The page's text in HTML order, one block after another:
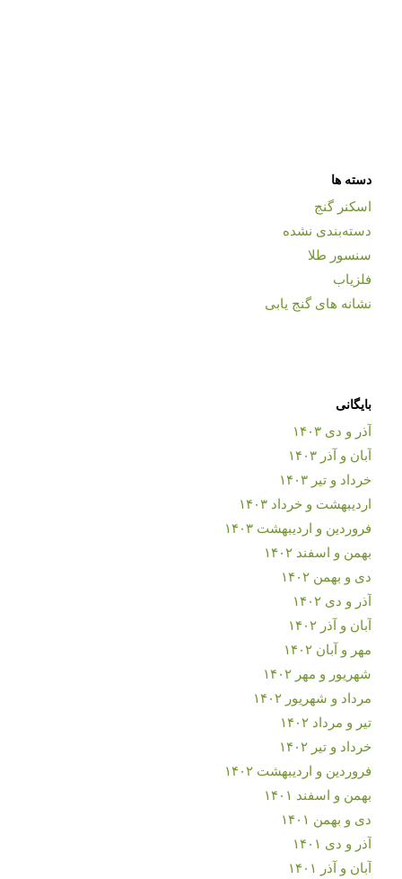
دسته ها
اسکنر گنج
دسته‌بندی نشده
سنسور طلا
فلزیاب
نشانه های گنج یابی
بایگانی
آذر و دی ۱۴۰۳
آبان و آذر ۱۴۰۳
خرداد و تیر ۱۴۰۳
اردیبهشت و خرداد ۱۴۰۳
فروردین و اردیبهشت ۱۴۰۳
بهمن و اسفند ۱۴۰۲
دی و بهمن ۱۴۰۲
آذر و دی ۱۴۰۲
آبان و آذر ۱۴۰۲
مهر و آبان ۱۴۰۲
شهریور و مهر ۱۴۰۲
مرداد و شهریور ۱۴۰۲
تیر و مرداد ۱۴۰۲
خرداد و تیر ۱۴۰۲
فروردین و اردیبهشت ۱۴۰۲
بهمن و اسفند ۱۴۰۱
دی و بهمن ۱۴۰۱
آذر و دی ۱۴۰۱
آبان و آذر ۱۴۰۱